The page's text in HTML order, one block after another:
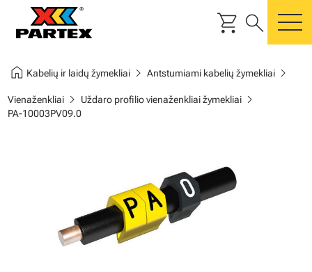
shopping_cart search
home Kabelių ir laidų žymekliaichevron_right Antstumiami kabelių žymekliaichevron_right
Vienaženkliaichevron_right Uždaro profilio vienaženkliai žymekliaichevron_right
PA-10003PV09.0